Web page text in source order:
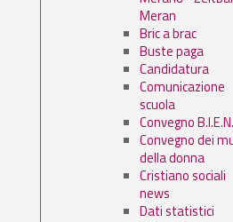
Meran
Bric a brac
Buste paga
Candidatura
Comunicazione
scuola
Convegno B.I.E.N.
Convegno dei
della donna
Cristiano sociali
news
Dati statistici